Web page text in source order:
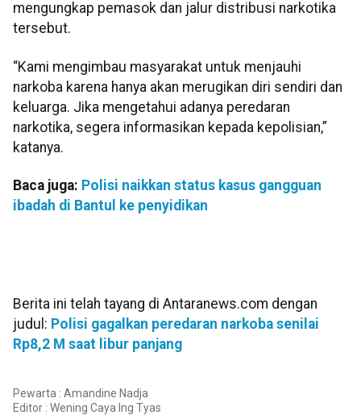
mengungkap pemasok dan jalur distribusi narkotika
tersebut.
“Kami mengimbau masyarakat untuk menjauhi
narkoba karena hanya akan merugikan diri sendiri dan
keluarga. Jika mengetahui adanya peredaran
narkotika, segera informasikan kepada kepolisian,”
katanya.
Baca juga: Polisi naikkan status kasus gangguan
ibadah di Bantul ke penyidikan
Berita ini telah tayang di Antaranews.com dengan
judul: Polisi gagalkan peredaran narkoba senilai
Rp8,2 M saat libur panjang
Pewarta : Amandine Nadja
Editor : Wening Caya Ing Tyas